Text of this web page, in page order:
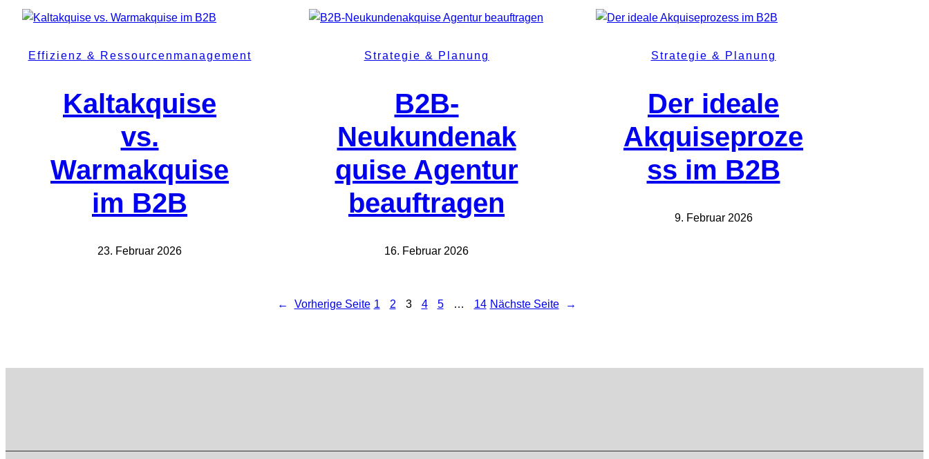
Effizienz & Ressourcenmanagement
Kaltakquise
vs.
Warmakquise
im B2B
23. Februar 2026
Strategie & Planung
B2B-
Neukundenak
quise Agentur
beauftragen
16. Februar 2026
Strategie & Planung
Der ideale
Akquiseproze
ss im B2B
9. Februar 2026
← Vorherige Seite 1 2 3 4 5 … 14 Nächste Seite →